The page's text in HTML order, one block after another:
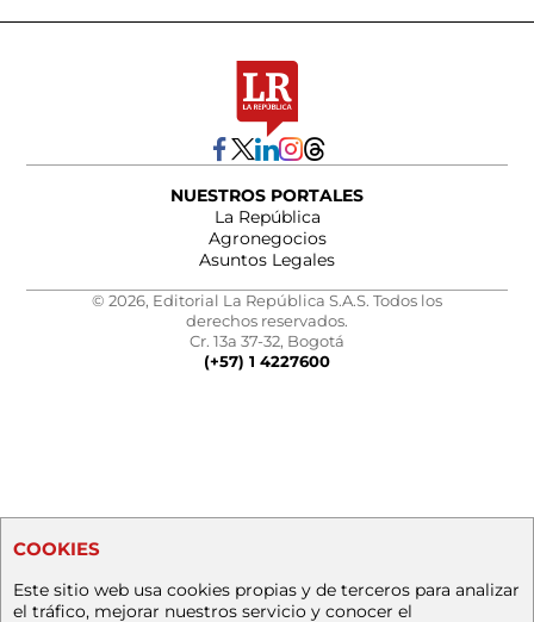
NUESTROS PORTALES
La República
Agronegocios
Asuntos Legales
© 2026, Editorial La República S.A.S. Todos los
derechos reservados.
Cr. 13a 37-32, Bogotá
(+57) 1 4227600
COOKIES
Este sitio web usa cookies propias y de terceros para analizar
el tráfico, mejorar nuestros servicio y conocer el